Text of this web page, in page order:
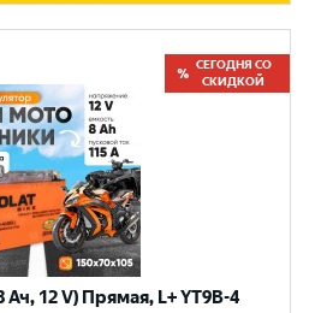
СЕГОДНЯ СО
СКИДКОЙ
Ач, 12 V) Прямая, L+ YT9B-4